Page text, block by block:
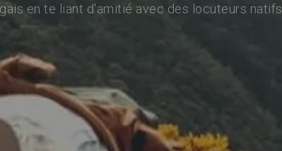
en te liant d'amitié avec des locuteurs natifs